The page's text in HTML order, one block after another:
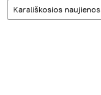
Karališkosios naujienos